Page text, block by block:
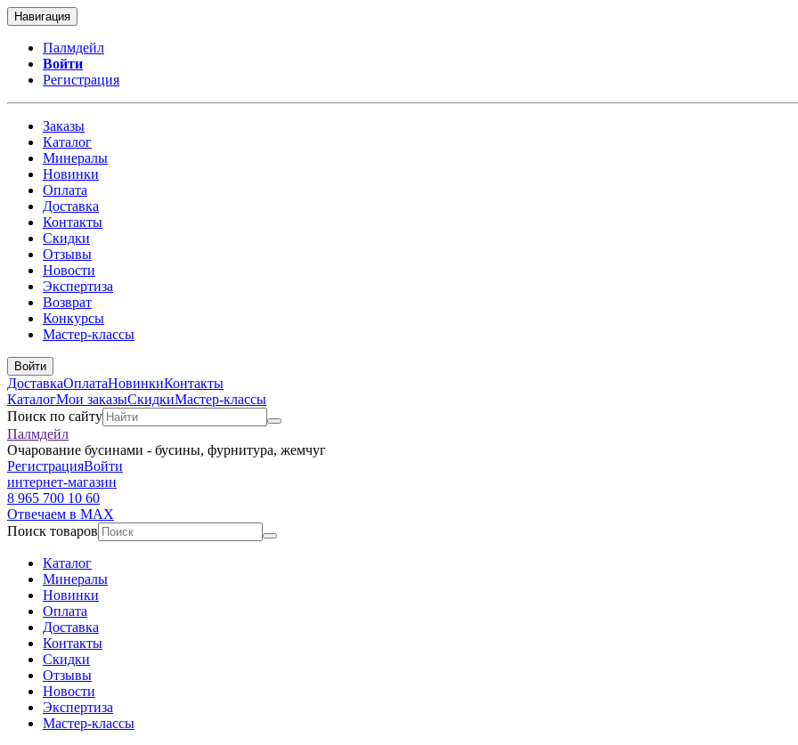
Навигация
Палмдейл
Войти
Регистрация
Заказы
Каталог
Минералы
Новинки
Оплата
Доставка
Контакты
Скидки
Отзывы
Новости
Экспертиза
Возврат
Конкурсы
Мастер-классы
Войти
ДоставкаОплатаНовинкиКонтакты
КаталогМои заказыСкидкиМастер-классы
Поиск по сайту
Палмдейл
Очарование бусинами - бусины, фурнитура, жемчуг
РегистрацияВойти
интернет-магазин
8 965 700 10 60
Отвечаем в MAX
Поиск товаров
Каталог
Минералы
Новинки
Оплата
Доставка
Контакты
Скидки
Отзывы
Новости
Экспертиза
Мастер-классы